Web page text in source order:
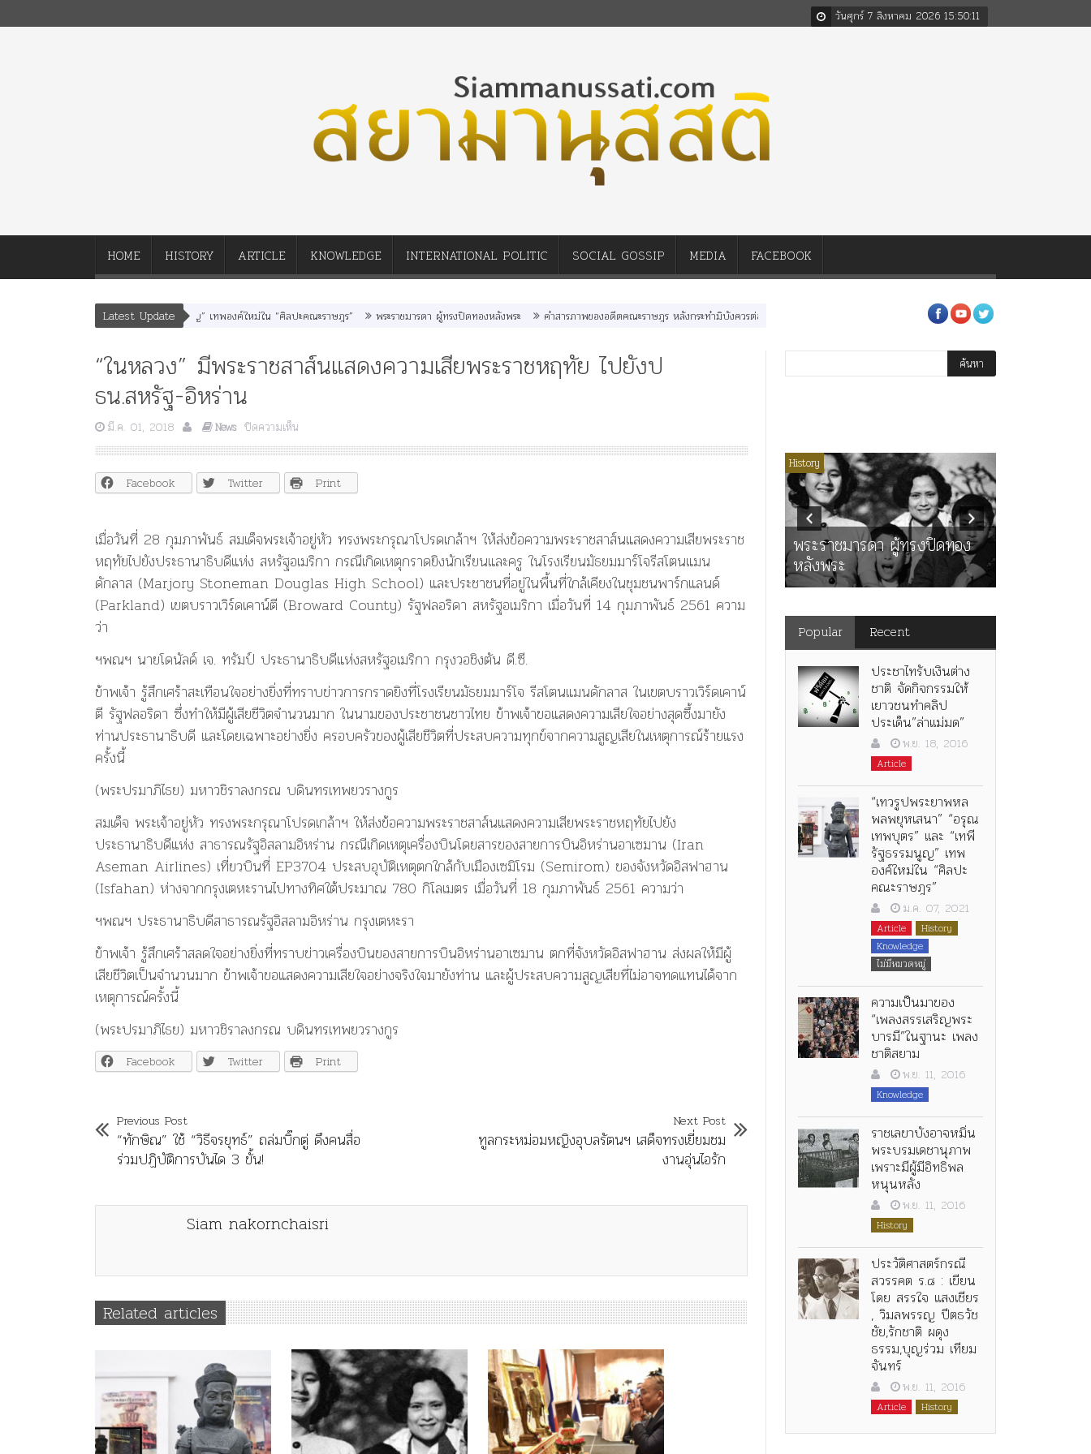
วันศุกร์ 7 สิงหาคม 2026 15:50:12
HOME HISTORY ARTICLE KNOWLEDGE INTERNATIONAL POLITIC SOCIAL GOSSIP MEDIA FACEBOOK
Latest Update
นา” “อรุณเทพบุตร” และ “เทพีรัฐธรรมนูญ” เทพองค์ใหม่ใน “ศิลปะคณะราษฎร” พระราชมารดา ผู้ทรงปิดทองหลังพระ คำสารภาพของอดีตคณะราษฎร หลังกระทำมิบังควรต่อในหลวงสามรัชกาล ร่วมกว่า 80ปี ร.๖ สร้าง “จุฬาลงกรณ์มหาวิทยาลัย” ตามพระ
“ในหลวง” มีพระราชสาส์นแสดงความเสียพระราชหฤทัย ไปยังป
ธน.สหรัฐ-อิหร่าน
มี.ค. 01, 2018 News ปิดความเห็น
“ในหลวง”
มี
พระ
ราช
ความ
เสีย
พระ
ราช
หฤทัย
ปธน.สหรัฐ-
อิหร่าน
Facebook Twitter Print
เมื่อวันที่ 28 กุมภาพันธ์ สมเด็จพระเจ้าอยู่หัว ทรงพระกรุณาโปรดเกล้าฯ ให้ส่งข้อความพระราชสาส์นแสดงความเสียพระราช
หฤทัยไปยังประธานาธิบดีแห่ง สหรัฐอเมริกา กรณีเกิดเหตุกราดยิงนักเรียนและครู ในโรงเรียนมัธยมมาร์โจรีสโตนแมน
ดักลาส (Marjory Stoneman Douglas High School) และประชาชนที่อยู่ในพื้นที่ใกล้เคียงในชุมชนพาร์กแลนด์
(Parkland) เขตบราวเวิร์ดเคาน์ตี (Broward County) รัฐฟลอริดา สหรัฐอเมริกา เมื่อวันที่ 14 กุมภาพันธ์ 2561 ความ
ว่า
ฯพณฯ นายโดนัลด์ เจ. ทรัมป์ ประธานาธิบดีแห่งสหรัฐอเมริกา กรุงวอชิงตัน ดี.ซี.
ข้าพเจ้า รู้สึกเศร้าสะเทือนใจอย่างยิ่งที่ทราบข่าวการกราดยิงที่โรงเรียนมัธยมมาร์โจ รีสโตนแมนดักลาส ในเขตบราวเวิร์ดเคาน์
ตี รัฐฟลอริดา ซึ่งทำให้มีผู้เสียชีวิตจำนวนมาก ในนามของประชาชนชาวไทย ข้าพเจ้าขอแสดงความเสียใจอย่างสุดซึ้งมายัง
ท่านประธานาธิบดี และโดยเฉพาะอย่างยิ่ง ครอบครัวของผู้เสียชีวิตที่ประสบความทุกข์จากความสูญเสียในเหตุการณ์ร้ายแรง
ครั้งนี้
(พระปรมาภิไธย) มหาวชิราลงกรณ บดินทรเทพยวรางกูร
สมเด็จ พระเจ้าอยู่หัว ทรงพระกรุณาโปรดเกล้าฯ ให้ส่งข้อความพระราชสาส์นแสดงความเสียพระราชหฤทัยไปยัง
ประธานาธิบดีแห่ง สาธารณรัฐอิสลามอิหร่าน กรณีเกิดเหตุเครื่องบินโดยสารของสายการบินอิหร่านอาเซมาน (Iran
Aseman Airlines) เที่ยวบินที่ EP3704 ประสบอุบัติเหตุตกใกล้กับเมืองเซมิโรม (Semirom) ของจังหวัดอิสฟาฮาน
(Isfahan) ห่างจากกรุงเตหะรานไปทางทิศใต้ประมาณ 780 กิโลเมตร เมื่อวันที่ 18 กุมภาพันธ์ 2561 ความว่า
ฯพณฯ ประธานาธิบดีสาธารณรัฐอิสลามอิหร่าน กรุงเตหะรา
ข้าพเจ้า รู้สึกเศร้าสลดใจอย่างยิ่งที่ทราบข่าวเครื่องบินของสายการบินอิหร่านอาเซมาน ตกที่จังหวัดอิสฟาฮาน ส่งผลให้มีผู้
เสียชีวิตเป็นจำนวนมาก ข้าพเจ้าขอแสดงความเสียใจอย่างจริงใจมายังท่าน และผู้ประสบความสูญเสียที่ไม่อาจทดแทนได้จาก
เหตุการณ์ครั้งนี้
(พระปรมาภิไธย) มหาวชิราลงกรณ บดินทรเทพยวรางกูร
Facebook Twitter Print
Previous Post
“ทักษิณ” ใช้ “วิธีจรยุทธ์” ถล่มบิ๊กตู่ ดึงคนสื่อ
ร่วมปฏิบัติการบันได 3 ขั้น!
Next Post
ทูลกระหม่อมหญิงอุบลรัตนฯ เสด็จทรงเยี่ยมชม
งานอุ่นไอรัก
Siam nakornchaisri
Related articles
องค์ใหม่ใน “ศิลปะคณะ
ราษฎร”
History
พระราชมารดา ผู้ทรงปิดทอง
หลังพระ
Popular Recent
ประชาไทรับเงินต่าง
ชาติ จัดกิจกรรมให้
เยาวชนทำคลิป
ประเด็น”ล่าแม่มด”
พ.ย. 18, 2016
Article
“เทวรูปพระยาพหล
พลพยุหเสนา” “อรุณ
เทพบุตร” และ “เทพี
รัฐธรรมนูญ” เทพ
องค์ใหม่ใน “ศิลปะ
คณะราษฎร”
ม.ค. 07, 2021
Article
History
Knowledge
ไม่มีหมวดหมู่
ความเป็นมาของ
“เพลงสรรเสริญพระ
บารมี”ในฐานะ เพลง
ชาติสยาม
พ.ย. 11, 2016
Knowledge
ราชเลขาบังอาจหมิ่น
พระบรมเดชานุภาพ
เพราะมีผู้มีอิทธิพล
หนุนหลัง
พ.ย. 11, 2016
History
ประวัติศาสตร์กรณี
สวรรคต ร.๘ : เขียน
โดย สรรใจ แสงเชียร
, วิมลพรรญ ปีตธวัช
ชัย,รักชาติ ผดุง
ธรรม,บุญร่วม เทียม
จันทร์
พ.ย. 11, 2016
Article History